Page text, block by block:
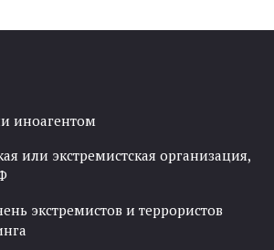
иноагентом
или экстремистская организация,
экстремистов и террористов